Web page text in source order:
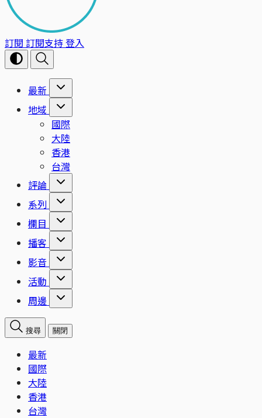
訂閱 訂閱支持登入
最新
地域
國際
大陸
香港
台灣
評論
系列
欄目
播客
影音
活動
周邊
搜尋 關閉
最新
國際
大陸
香港
台灣